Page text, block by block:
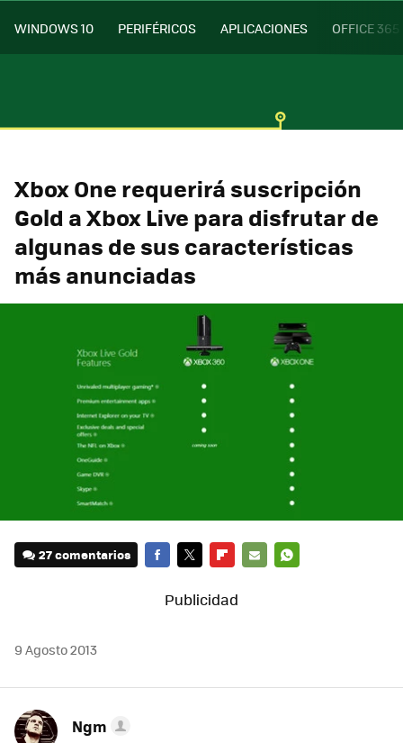
WINDOWS 10 PERIFÉRICOS APLICACIONES OFFICE 365
Xbox One requerirá suscripción
Gold a Xbox Live para disfrutar de
algunas de sus características
más anunciadas
27 comentarios
9 Agosto 2013
Ngm